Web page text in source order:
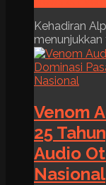
Kehadiran
menunjukkan
Venom
25
Audio
Nasional